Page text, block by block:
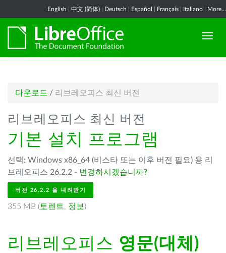
English 中文 (简体) Deutsch Español Français Italiano More...
다운로드 / 리브레오피스 최신 버전
리브레오피스 최신 버전
기본 설치 프로그램
선택: Windows x86_64 (비스타 또는 이후 버전 필요) 용 리
브레오피스 26.2.2 - 변경하시겠습니까?
버전 26.2.2 을 내려받기
355 MB ( 토렌트, 정보 )
리브레오피스 영문(대체)